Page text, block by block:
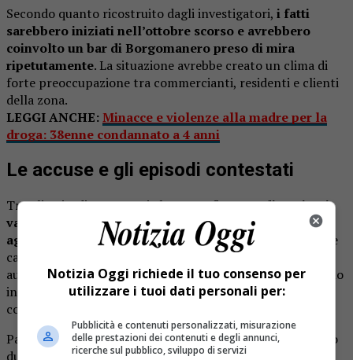
Secondo quanto ricostruito dagli investigatori, i fatti
sarebbero iniziati nell’ottobre scorso e avrebbero
coinvolto un bar di Borgomanero preso di mira
ripetutamente. La situazione avrebbe creato un clima di
forte preoccupazione tra commercianti, residenti e clienti
della zona.
LEGGI ANCHE:Minacce e violenze alla madre per la
droga: 38enne condannato a 4 anni
Le accuse e gli episodi contestati
Tra gli episodi contestati al 29enne figuranodiversi atti
vandalici e comportamenti ritenuti particolarmente
aggressivi
. In più occasioni sarebbero stati lanciati sassi e
calcinacci contro il locale, provocando danni anche alle
auto parcheggiate nelle vicinanze. Gli investigatori parlano
inoltre di aggressioni e minacce che avrebbero
compromesso la normale attività del bar.
Particolarmente grave, secondo gli inquirenti, un episodio
durante il quale l’uomoavrebbe minacciato alcune
Notizia Oggi richiede il tuo consenso per
utilizzare i tuoi dati personali per:
Pubblicità e contenuti personalizzati, misurazione
delle prestazioni dei contenuti e degli annunci,
ricerche sul pubblico, sviluppo di servizi